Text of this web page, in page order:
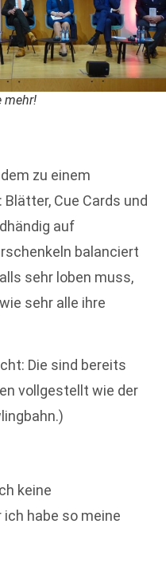
mehr!
zu einem
Cue Cards und
auf
balanciert
sehr loben muss,
sehr alle ihre
Die sind bereits
vollgestellt wie der
keine
habe so meine